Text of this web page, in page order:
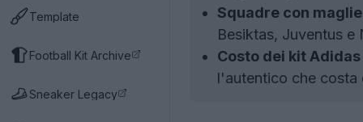
Template
Football Kit Archive
Sneaker Legacy
Squadre con
Besiktas, Juventus e
Costo dei kit
l'autentico che costa